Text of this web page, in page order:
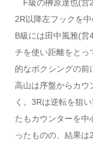
F級の榊原達也(営
2R以降左フックを
B級には田中風雅(
チを使い距離をとっ
的なボクシングの前
高山は序盤からカウ
く。3Rは逆転を狙
たもカウンターを中
ったものの、結果は